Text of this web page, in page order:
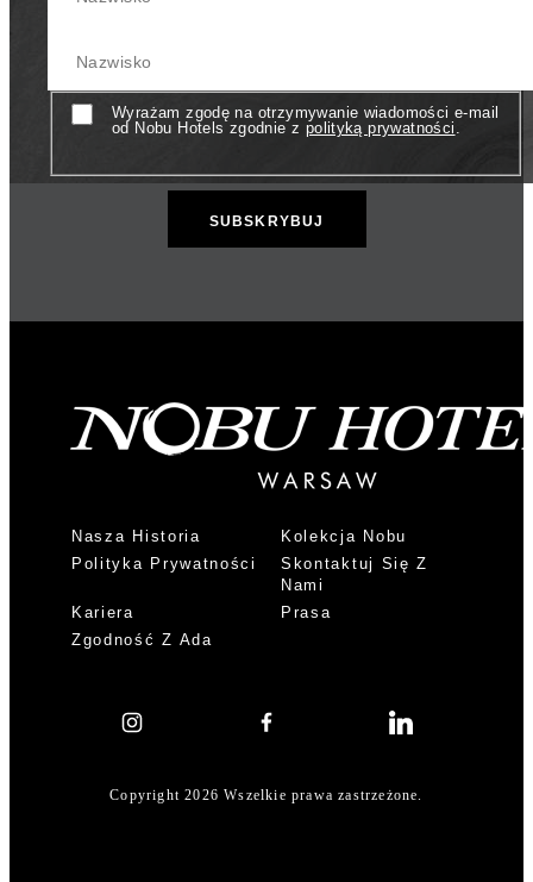
ConsentWyrażam zgodę na otrzymywanie wiadomości e-mail
od Nobu Hotels zgodnie z polityką prywatności
Nasza Historia
Kolekcja Nobu
Polityka Prywatności
Skontaktuj Się Z
Nami
Kariera
Prasa
Zgodność Z Ada
Copyright 2026 Wszelkie prawa zastrzeżone.